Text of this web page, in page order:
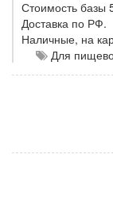
Стоимость базы
Доставка по РФ.
Наличные, на
Для